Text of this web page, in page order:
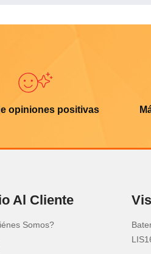
opiniones positivas
Al Cliente
Somos?